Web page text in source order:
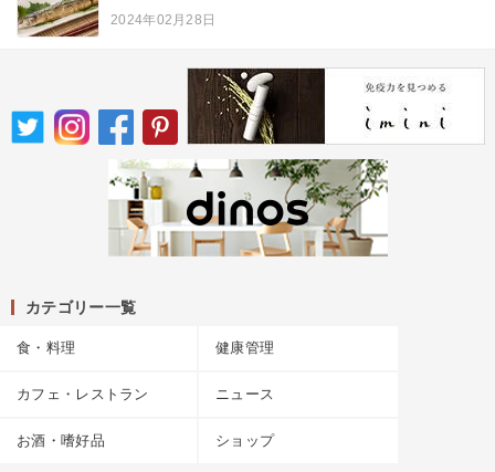
2024年02月28日
カテゴリー一覧
食・料理 健康管理
カフェ・レストラン ニュース
お酒・嗜好品 ショップ